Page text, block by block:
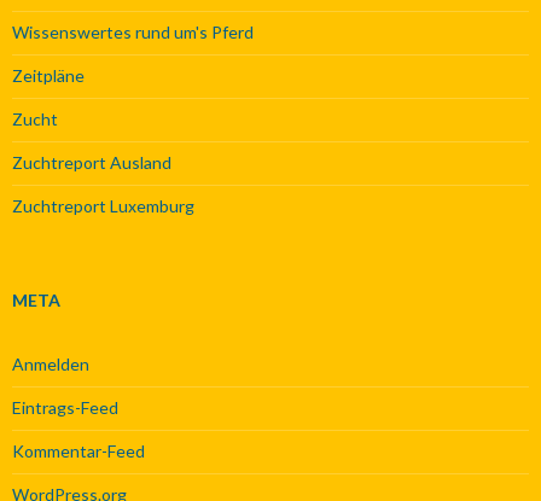
Wissenswertes rund um's Pferd
Zeitpläne
Zucht
Zuchtreport Ausland
Zuchtreport Luxemburg
META
Anmelden
Eintrags-Feed
Kommentar-Feed
WordPress.org